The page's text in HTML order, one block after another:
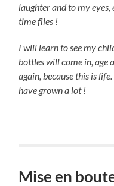
laughter and to my
time flies !
I will learn to see my
bottles will come in, age
again, because this is
have grown a lot !
Mise en